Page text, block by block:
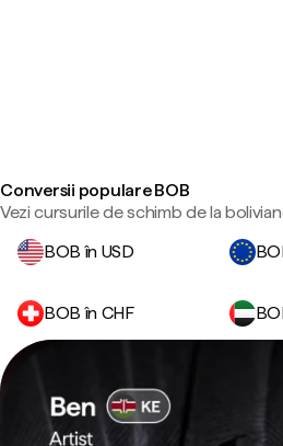
Conversii populare BOB
Vezi cursurile de schimb de la
BOB în USD
BOB în CHF